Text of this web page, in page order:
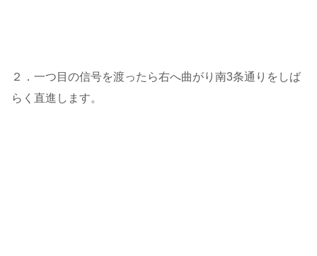
２．一つ目の信号を渡ったら右へ曲がり南3条通りをしば
らく直進します。